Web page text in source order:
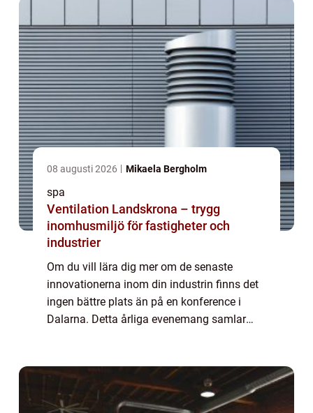
08 augusti 2026 Mikaela Bergholm
spa
Ventilation Landskrona – trygg
inomhusmiljö för fastigheter och
industrier
Om du vill lära dig mer om de senaste
innovationerna inom din industrin finns det
ingen bättre plats än på en konference i
Dalarna. Detta årliga evenemang samlar